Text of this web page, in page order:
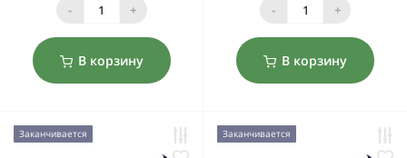
- +
В корзину
- +
В корзину
Заканчивается Заканчивается